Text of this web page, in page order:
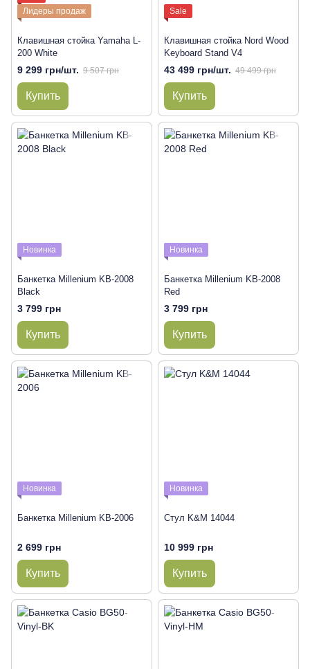
Лидеры продаж
Клавишная стойка Yamaha L-
200 White
9 299 грн/шт. 9 507 грн
Купить
Sale
Клавишная стойка Nord Wood
Keyboard Stand V4
43 499 грн/шт. 49 499 грн
Купить
Новинка
Банкетка Millenium KB-2008
Black
3 799 грн
Купить
Новинка
Банкетка Millenium KB-2008
Red
3 799 грн
Купить
Новинка
Банкетка Millenium KB-2006
2 699 грн
Купить
Новинка
Стул K&M 14044
10 999 грн
Купить